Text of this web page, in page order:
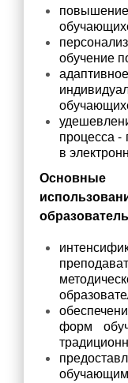
История школы
Достижения
Достижения
Наши события
Школьные
Спортивные
Готов к труду и
ЦОС
Музей
Знакомство с
Нормативные
Музейная
Визитка музея
обучение
процесса -
в
форм